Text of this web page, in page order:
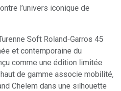
l’univers iconique de
Soft Roland-Garros 45
et contemporaine du
comme une édition limitée
de gamme associe mobilité,
Chelem dans une silhouette